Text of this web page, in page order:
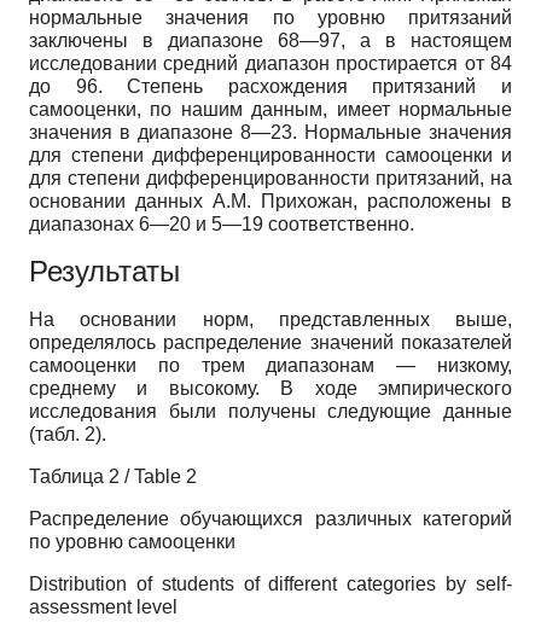
нормальные значения по уровню притязаний
заключены в диапазоне 68—97, а в настоящем
исследовании средний диапазон простирается от 84
до 96. Степень расхождения притязаний и
самооценки, по нашим данным, имеет нормальные
значения в диапазоне 8—23. Нормальные значения
для степени дифференцированности самооценки и
для степени дифференцированности притязаний, на
основании данных А.М. Прихожан, расположены в
диапазонах 6—20 и 5—19 соответственно.
Результаты
На основании норм, представленных выше,
определялось распределение значений показателей
самооценки по трем диапазонам — низкому,
среднему и высокому. В ходе эмпирического
исследования были получены следующие данные
(табл. 2).
Таблица 2 / Table 2
Распределение обучающихся различных категорий
по уровню самооценки
Distribution of students of different categories by self-
assessment level